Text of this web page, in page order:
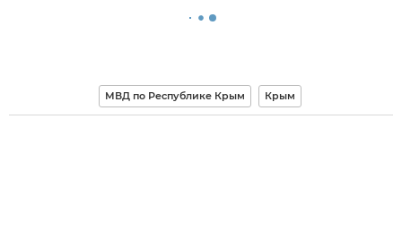
МВД по Республике Крым Крым